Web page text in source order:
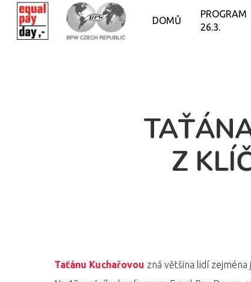
DOMŮ
PROGRAM
26.3.
Z
Taťánu Kuchařovou zná většina lidí